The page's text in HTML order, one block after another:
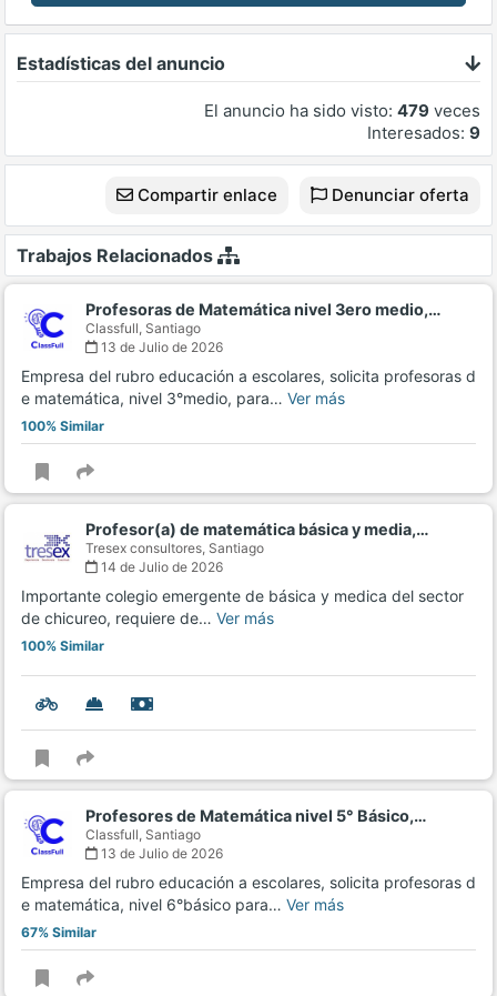
Estadísticas del anuncio
El anuncio ha sido visto: 479 veces
Interesados: 9
Compartir enlace Denunciar oferta
Trabajos Relacionados
Profesoras de Matemática nivel 3ero medio,…
Classfull, Santiago
13 de Julio de 2026
Empresa del rubro educación a escolares, solicita profesoras d
e matemática, nivel 3°medio, para… Ver más
100% Similar
Profesor(a) de matemática básica y media,…
Tresex consultores, Santiago
14 de Julio de 2026
Importante colegio emergente de básica y medica del sector
de chicureo, requiere de… Ver más
100% Similar
Profesores de Matemática nivel 5° Básico,…
Classfull, Santiago
13 de Julio de 2026
Empresa del rubro educación a escolares, solicita profesoras d
e matemática, nivel 6°básico para… Ver más
67% Similar